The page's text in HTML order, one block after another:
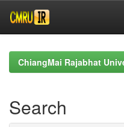
navigationChiangMai Rajabhat
Search